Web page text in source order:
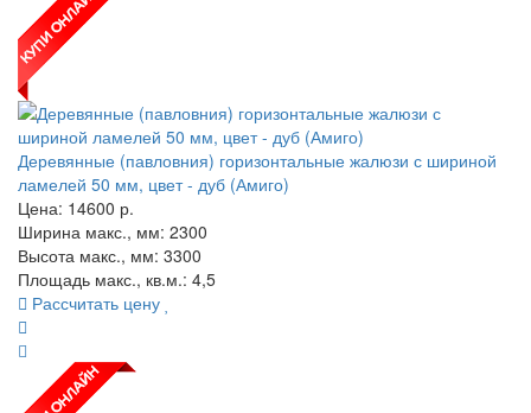
Деревянные (павловния) горизонтальные жалюзи с шириной
ламелей 50 мм, цвет - дуб (Амиго)
Цена: 14600 р.
Ширина макс., мм: 2300
Высота макс., мм: 3300
Площадь макс., кв.м.: 4,5
Рассчитать цену